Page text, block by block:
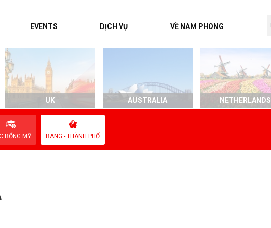
EVENTS DỊCH VỤ VỀ NAM PHONG
UK AUSTRALIA NETHERLANDS
BỔNG MỸ BANG - THÀNH PHỐ